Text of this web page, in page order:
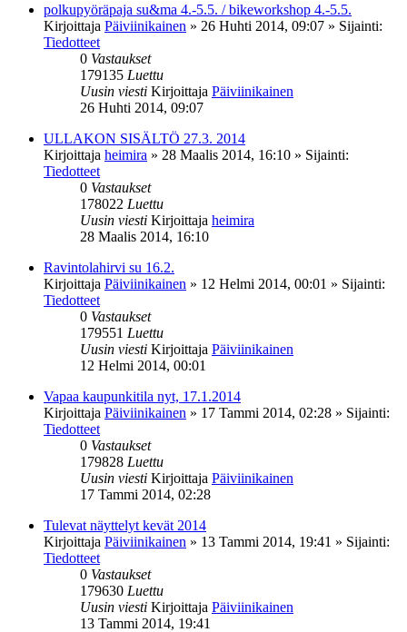
polkupyöräpaja su&ma 4.-5.5. / bikeworkshop 4.-5.5.
Kirjoittaja Päiviinikainen » 26 Huhti 2014, 09:07 » Sijainti:
Tiedotteet
0 Vastaukset
179135 Luettu
Uusin viesti Kirjoittaja Päiviinikainen
26 Huhti 2014, 09:07
ULLAKON SISÄLTÖ 27.3. 2014
Kirjoittaja heimira » 28 Maalis 2014, 16:10 » Sijainti:
Tiedotteet
0 Vastaukset
178022 Luettu
Uusin viesti Kirjoittaja heimira
28 Maalis 2014, 16:10
Ravintolahirvi su 16.2.
Kirjoittaja Päiviinikainen » 12 Helmi 2014, 00:01 » Sijainti:
Tiedotteet
0 Vastaukset
179551 Luettu
Uusin viesti Kirjoittaja Päiviinikainen
12 Helmi 2014, 00:01
Vapaa kaupunkitila nyt, 17.1.2014
Kirjoittaja Päiviinikainen » 17 Tammi 2014, 02:28 » Sijainti:
Tiedotteet
0 Vastaukset
179828 Luettu
Uusin viesti Kirjoittaja Päiviinikainen
17 Tammi 2014, 02:28
Tulevat näyttelyt kevät 2014
Kirjoittaja Päiviinikainen » 13 Tammi 2014, 19:41 » Sijainti:
Tiedotteet
0 Vastaukset
179630 Luettu
Uusin viesti Kirjoittaja Päiviinikainen
13 Tammi 2014, 19:41